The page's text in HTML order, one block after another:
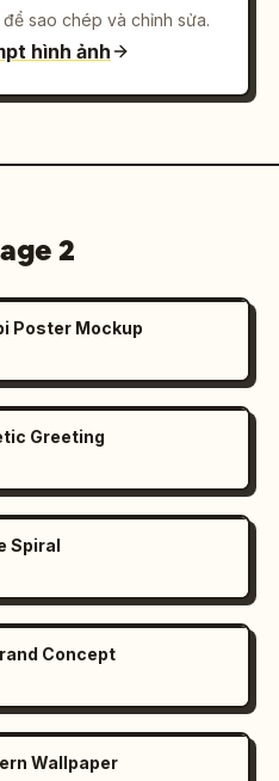
sao chép và chỉnh sửa.
hình ảnh
2
Poster Mockup
Greeting
Spiral
Concept
Wallpaper